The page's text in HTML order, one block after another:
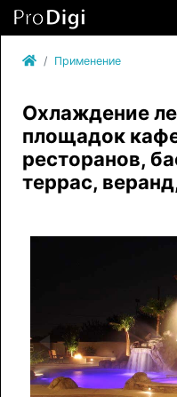
Применение
Охлаждение
площадок
ресторанов,
террас,